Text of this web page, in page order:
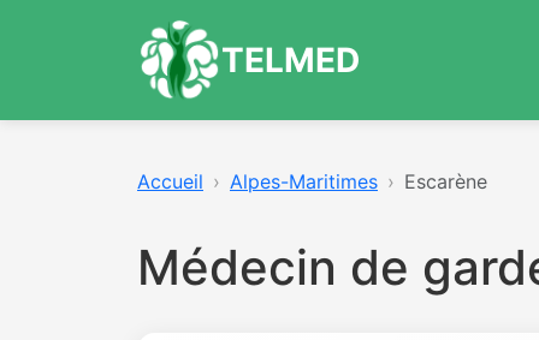
TELMED
Accueil Alpes-Maritimes Escarène
Médecin de